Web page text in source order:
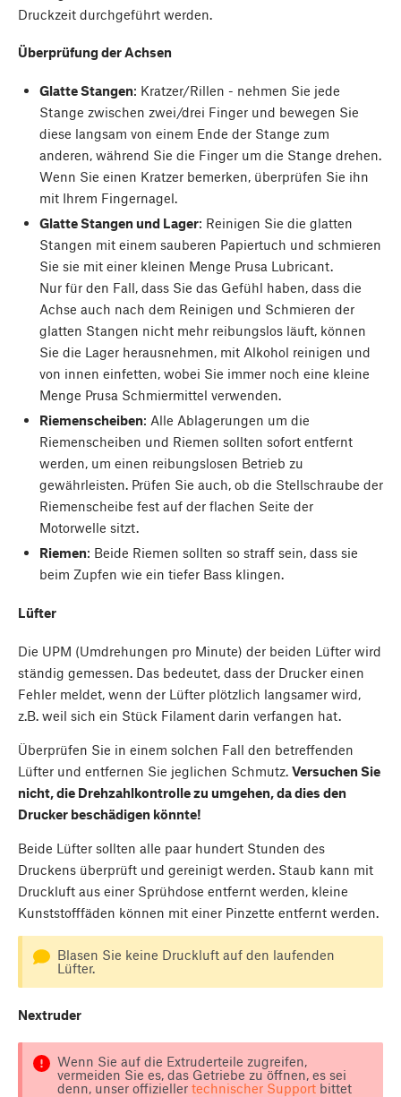
Druckzeit durchgeführt werden.
Überprüfung der Achsen
Glatte Stangen: Kratzer/Rillen - nehmen Sie jede
Stange zwischen zwei/drei Finger und bewegen Sie
diese langsam von einem Ende der Stange zum
anderen, während Sie die Finger um die Stange drehen.
Wenn Sie einen Kratzer bemerken, überprüfen Sie ihn
mit Ihrem Fingernagel.
Glatte Stangen und Lager: Reinigen Sie die glatten
Stangen mit einem sauberen Papiertuch und schmieren
Sie sie mit einer kleinen Menge Prusa Lubricant.
Nur für den Fall, dass Sie das Gefühl haben, dass die
Achse auch nach dem Reinigen und Schmieren der
glatten Stangen nicht mehr reibungslos läuft, können
Sie die Lager herausnehmen, mit Alkohol reinigen und
von innen einfetten, wobei Sie immer noch eine kleine
Menge Prusa Schmiermittel verwenden.
Riemenscheiben: Alle Ablagerungen um die
Riemenscheiben und Riemen sollten sofort entfernt
werden, um einen reibungslosen Betrieb zu
gewährleisten. Prüfen Sie auch, ob die Stellschraube der
Riemenscheibe fest auf der flachen Seite der
Motorwelle sitzt.
Riemen: Beide Riemen sollten so straff sein, dass sie
beim Zupfen wie ein tiefer Bass klingen.
Lüfter
Die UPM (Umdrehungen pro Minute) der beiden Lüfter wird
ständig gemessen. Das bedeutet, dass der Drucker einen
Fehler meldet, wenn der Lüfter plötzlich langsamer wird,
z.B. weil sich ein Stück Filament darin verfangen hat.
Überprüfen Sie in einem solchen Fall den betreffenden
Lüfter und entfernen Sie jeglichen Schmutz. Versuchen Sie
nicht, die Drehzahlkontrolle zu umgehen, da dies den
Drucker beschädigen könnte!
Beide Lüfter sollten alle paar hundert Stunden des
Druckens überprüft und gereinigt werden. Staub kann mit
Druckluft aus einer Sprühdose entfernt werden, kleine
Kunststofffäden können mit einer Pinzette entfernt werden.
Blasen Sie keine Druckluft auf den laufenden
Lüfter.
Nextruder
Wenn Sie auf die Extruderteile zugreifen,
vermeiden Sie es, das Getriebe zu öffnen, es sei
denn, unser offizieller technischer Supportbittet